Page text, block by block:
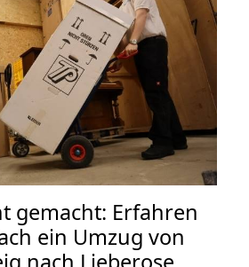
gemacht: Erfahren
ein Umzug von
nach Lieberose